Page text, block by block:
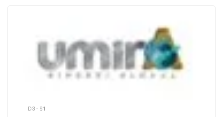
senantiasa berinovasi dan berpengalaman lebih dari […]
D3 - S1